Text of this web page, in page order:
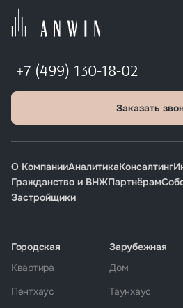
+7 (499) 130-18-02
Заказать
О КомпанииАналитикаКонсалтинг
Гражданство и ВНЖПартнёрам
Застройщики
Городская
Квартира
Пентхаус
Зарубежная
Дом
Таунхаус